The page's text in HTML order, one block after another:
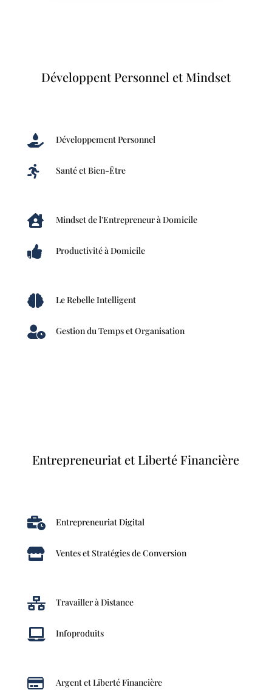
Développent Personnel et Mindset
 Développement Personnel
 Santé et Bien-Être
 Mindset de l'Entrepreneur à Domicile
 Productivité à Domicile
 Le Rebelle Intelligent
 Gestion du Temps et Organisation
Entrepreneuriat et Liberté Financière
 Entrepreneuriat Digital
 Ventes et Stratégies de Conversion
 Travailler à Distance
 Infoproduits
 Argent et Liberté Financière